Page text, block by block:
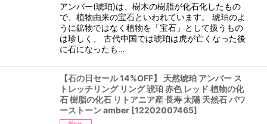
アンバー(琥珀)は、樹木の樹脂が化石化したもの
で、植物由来の宝石といわれています。 琥珀のよ
うに鉱物ではなく植物を「宝石」として扱うもの
は珍しく、 古代中国では琥珀は虎が亡くなった後
に石になったも…
【石の日セール 14%OFF】 天然琥珀 アンバー ス
トレッチリング リング 琥珀 赤色 レッド 植物の化
石 樹脂の化石 リトアニア産 長寿 太陽 天然石 パワ
ーストーン amber [12202007465]